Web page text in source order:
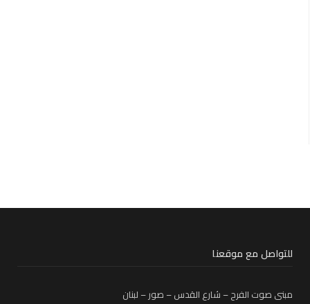
للتواصل مع موقعنا
مبنى صوت الفرح – شارع القدس – صور – لبنان